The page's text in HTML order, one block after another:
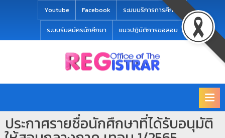
Youtube Facebook ระบบบริการการศึกษา
ระบบรับสมัครนักศึกษา แนวปฏิบัติการขอสอบ
นั
ท
ะ
the
mai
Rajabhat
ประกาศรายชื่อนักศึกษาที่ได้รับอนุมัติ
modal-check